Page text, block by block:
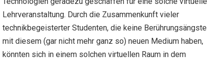
Lehrveranstaltung. Durch die Zusammenkunft vieler
technikbegeisterter Studenten, die keine Berührungsängste
mit diesem (gar nicht mehr ganz so) neuen Medium haben,
könnten sich in einem solchen virtuellen Raum in dem